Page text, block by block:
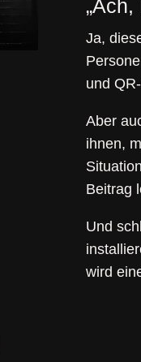
Ja,
und
Aber
ihnen,
Beitrag
Und
wird